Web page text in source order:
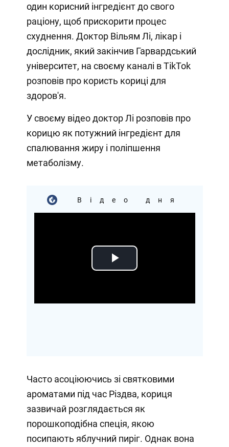
один корисний інгредієнт до свого
раціону, щоб прискорити процес
схуднення. Доктор Вільям Лі, лікар і
дослідник, який закінчив Гарвардський
університет, на своєму каналі в TikTok
розповів про користь кориці для
здоров'я.
У своєму відео доктор Лі розповів про
корицю як потужний інгредієнт для
спалювання жиру і поліпшення
метаболізму.
Відео дня
Play
Часто асоціюючись зі святковими
ароматами під час Різдва, кориця
зазвичай розглядається як
порошкоподібна спеція, якою
посипають яблучний пиріг. Однак вона